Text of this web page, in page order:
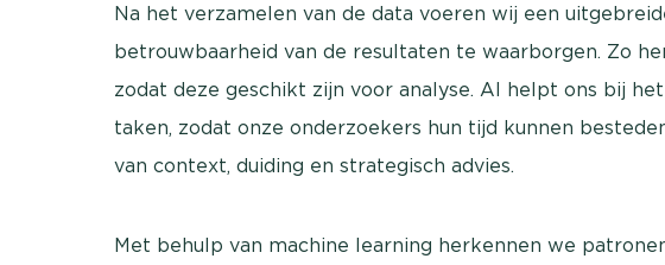
Na het verzamelen van de data voeren wij een
betrouwbaarheid van de resultaten te waarborgen. Zo
zodat deze geschikt zijn voor analyse. AI helpt ons bij
taken, zodat onze onderzoekers hun tijd kunnen
van context, duiding en strategisch advies.
Met behulp van machine learning herkennen we